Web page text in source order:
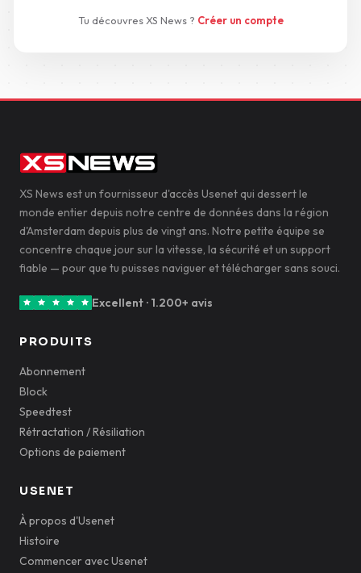
Tu découvres XS News ? Créer un compte
XS News est un fournisseur d'accès Usenet qui dessert le
monde entier depuis notre centre de données dans la région
d'Amsterdam depuis plus de vingt ans. Notre petite équipe se
concentre chaque jour sur la vitesse, la sécurité et un support
fiable — pour que tu puisses naviguer et télécharger sans souci.
Excellent · 1.200+ avis
PRODUITS
Abonnement
Block
Speedtest
Rétractation / Résiliation
Options de paiement
USENET
À propos d'Usenet
Histoire
Commencer avec Usenet